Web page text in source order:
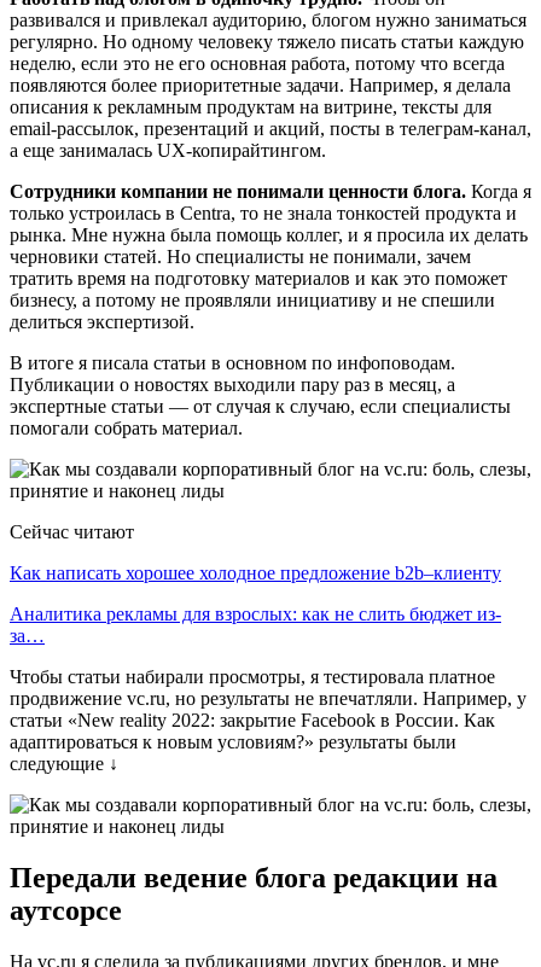
развивался и привлекал аудиторию, блогом нужно заниматься
регулярно. Но одному человеку тяжело писать статьи каждую
неделю, если это не его основная работа, потому что всегда
появляются более приоритетные задачи. Например, я делала
описания к рекламным продуктам на витрине, тексты для
email-рассылок, презентаций и акций, посты в телеграм-канал,
а еще занималась UX-копирайтингом.
Сотрудники компании не понимали ценности блога. Когда я
только устроилась в Centra, то не знала тонкостей продукта и
рынка. Мне нужна была помощь коллег, и я просила их делать
черновики статей. Но специалисты не понимали, зачем
тратить время на подготовку материалов и как это поможет
бизнесу, а потому не проявляли инициативу и не спешили
делиться экспертизой.
В итоге я писала статьи в основном по инфоповодам.
Публикации о новостях выходили пару раз в месяц, а
экспертные статьи — от случая к случаю, если специалисты
помогали собрать материал.
Сейчас читают
Как написать хорошее холодное предложение b2b–клиенту
Аналитика рекламы для взрослых: как не слить бюджет из-
за…
Чтобы статьи набирали просмотры, я тестировала платное
продвижение vc.ru, но результаты не впечатляли. Например, у
статьи «New reality 2022: закрытие Facebook в России. Как
адаптироваться к новым условиям?» результаты были
следующие ↓
Передали ведение блога редакции на
аутсорсе
На vc.ru я следила за публикациями других брендов, и мне